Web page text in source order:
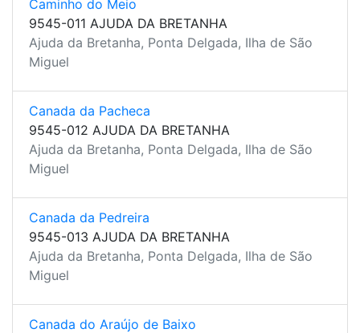
Caminho do Meio
9545-011 AJUDA DA BRETANHA
Ajuda da Bretanha, Ponta Delgada, Ilha de São
Miguel
Canada da Pacheca
9545-012 AJUDA DA BRETANHA
Ajuda da Bretanha, Ponta Delgada, Ilha de São
Miguel
Canada da Pedreira
9545-013 AJUDA DA BRETANHA
Ajuda da Bretanha, Ponta Delgada, Ilha de São
Miguel
Canada do Araújo de Baixo